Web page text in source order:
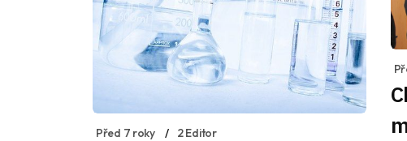
Před 7 roky 2 Editor